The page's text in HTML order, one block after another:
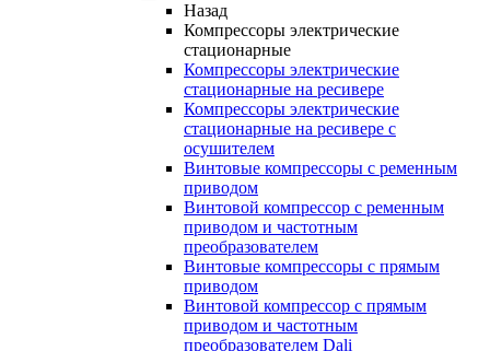
Назад
Компрессоры электрические
стационарные
Компрессоры электрические
стационарные на ресивере
Компрессоры электрические
стационарные на ресивере с
осушителем
Винтовые компрессоры с ременным
приводом
Винтовой компрессор с ременным
приводом и частотным
преобразователем
Винтовые компрессоры с прямым
приводом
Винтовой компрессор с прямым
приводом и частотным
преобразователем Dali